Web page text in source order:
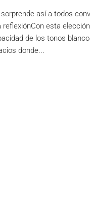
así a todos
esta
de los tonos
donde